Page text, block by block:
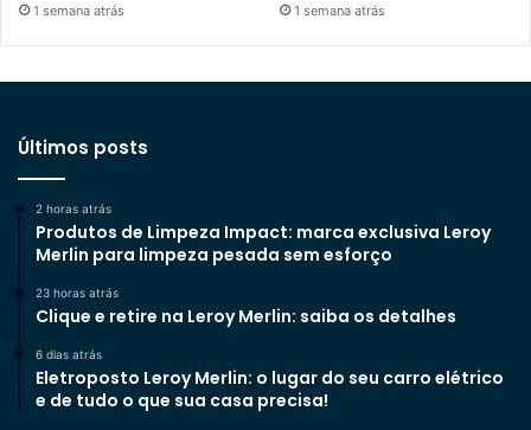
1 semana atrás 1 semana atrás
Últimos posts
2 horas atrás
Produtos de Limpeza Impact: marca exclusiva Leroy
Merlin para limpeza pesada sem esforço
23 horas atrás
Clique e retire na Leroy Merlin: saiba os detalhes
6 dias atrás
Eletroposto Leroy Merlin: o lugar do seu carro elétrico
e de tudo o que sua casa precisa!